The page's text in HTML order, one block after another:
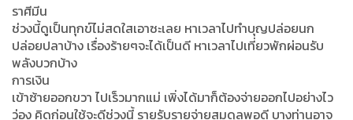
ราศีมีน
ช่วงนี้ดูเป็นทุกข์ไม่สดใสเอาซะเลย หาเวลาไปทำบุญปล่อยนก
ปล่อยปลาบ้าง เรื่องร้ายๆจะได้เป็นดี หาเวลาไปเที่ยวพักผ่อนรับ
พลังบวกบ้าง
การเงิน
เข้าซ้ายออกขวา ไปเร็วมากแม่ เพิ่งได้มาก็ต้องจ่ายออกไปอย่างไว
ว่อง คิดก่อนใช้จะดีช่วงนี้ รายรับรายจ่ายสมดุลพอดี บางท่านอาจ